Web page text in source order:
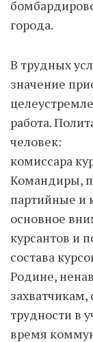
города.
В трудных
значение
работа.
человек:
комиссара
Командиры,
партийные и
основное
курсантов и
состава
Родине,
трудности в
время